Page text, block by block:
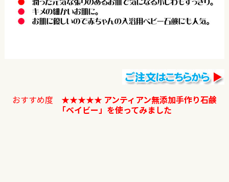
おすすめ度 ★★★★★ アンティアン無添加手作り石鹸
「ベイビー」を使ってみました